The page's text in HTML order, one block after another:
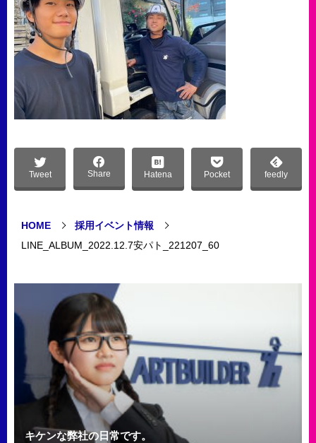
Tweet Share Hatena Pocket feedly
HOME
採用イベント情報
LINE_ALBUM_2022.12.7安パト_221207_60
キケンな弊社の日常です。